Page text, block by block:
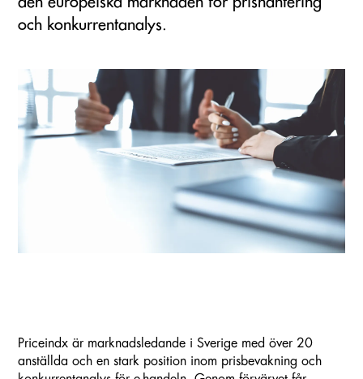
och konkurrentanalys.
Priceindx är marknadsledande i Sverige med över 20
anställda och en stark position inom prisbevakning och